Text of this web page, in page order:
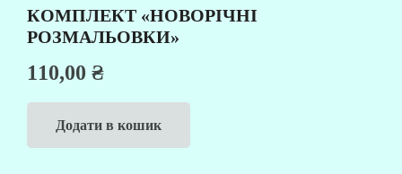
КОМПЛЕКТ «НОВОРІЧНІ
РОЗМАЛЬОВКИ»
110,00 ₴
Додати в кошик